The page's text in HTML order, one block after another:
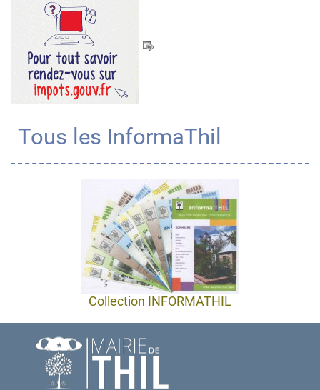
Tous les InformaThil
Collection INFORMATHIL